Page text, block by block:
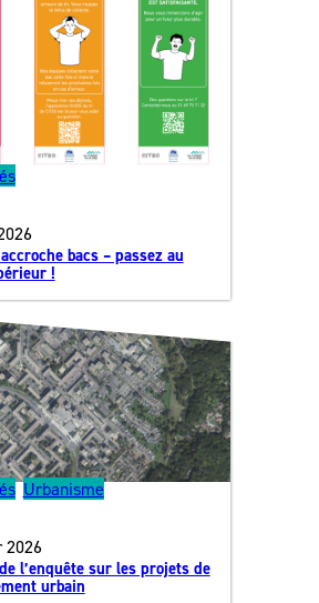
bacs – passez au
!
, Urbanisme
2026
l’enquête sur les projets de
urbain